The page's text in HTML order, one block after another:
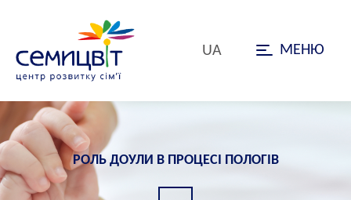
UA МЕНЮ
РОЛЬ ДОУЛИ В ПРОЦЕСІ ПОЛОГІВ